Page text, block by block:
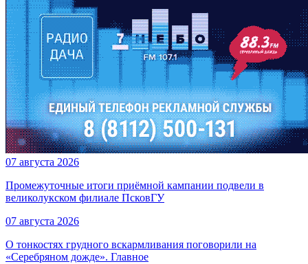
07 августа 2026
Промежуточные итоги приёмной кампании подвели в
великолукском филиале ПсковГУ
07 августа 2026
О тонкостях грудного вскармливания поговорили на
«Серебряном дожде». Главное